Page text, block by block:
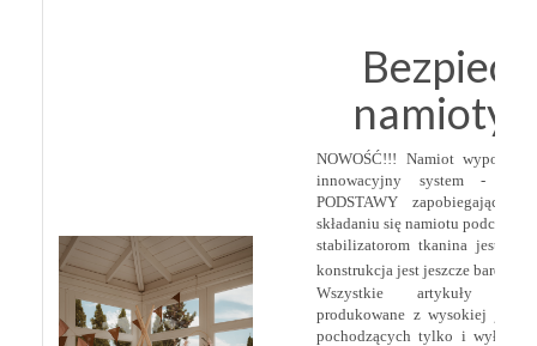
namioty
NOWOŚĆ!!! Namiot
innowacyjny system -
PODSTAWY zapobiegające
składaniu się namiotu podczas
stabilizatorom tkanina jest
konstrukcja jest jeszcze bardziej
Wszystkie artykuły
produkowane z wysokiej
pochodzących tylko i